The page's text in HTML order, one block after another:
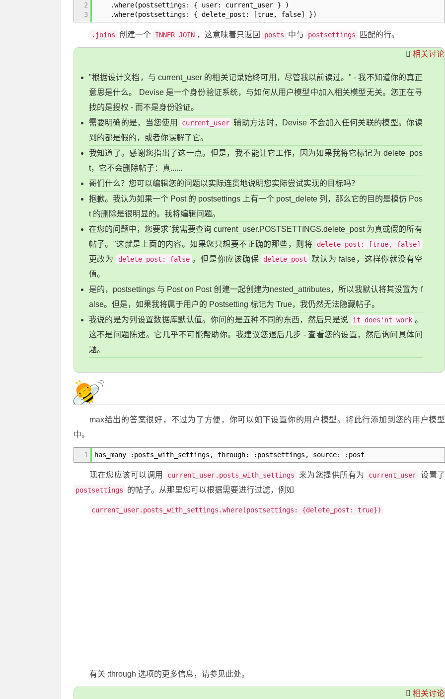
2
3
.where(postsettings: { user: current_user } )
.where(postsettings: { delete_post: [true, false] })
.joins 创建一个 INNER JOIN ，这意味着只返回 posts 中与 postsettings 匹配的行。
相关讨论
"根据设计文档，与 current_user 的相关记录始终可用，尽管我以前读过。" - 我不知道你的真正
意思是什么。 Devise 是一个身份验证系统，与如何从用户模型中加入相关模型无关。您正在寻
找的是授权 - 而不是身份验证。
需要明确的是，当您使用
current_user 辅助方法时，Devise 不会加入任何关联的模型。你读
到的都是假的，或者你误解了它。
我知道了。感谢您指出了这一点。但是，我不能让它工作，因为如果我将它标记为 delete_pos
t，它不会删除帖子：真......
哥们什么？您可以编辑您的问题以实际连贯地说明您实际尝试实现的目标吗？
抱歉。我认为如果一个 Post 的 postsettings 上有一个 post_delete 列，那么它的目的是模仿 Pos
t 的删除是很明显的。我将编辑问题。
在您的问题中，您要求"我需要查询 current_user.POSTSETTINGS.delete_post 为真或假的所有
帖子。"这就是上面的内容。如果您只想要不正确的那些，则将
delete_post: [true, false]
更改为 delete_post: false 。但是你应该确保 delete_post
默认为 false，这样你就没有空
值。
是的，postsettings 与 Post on Post 创建一起创建为nested_attributes，所以我默认将其设置为 f
alse。但是，如果我将属于用户的 Postsetting 标记为 True，我仍然无法隐藏帖子。
我说的是为列设置数据库默认值。你问的是五种不同的东西，然后只是说
it does'nt work 。
这不是问题陈述。它几乎不可能帮助你。我建议您退后几步 - 查看您的设置，然后询问具体问
题。
max给出的答案很好，不过为了方便，你可以如下设置你的用户模型。将此行添加到您的用户模型
中。
1 has_many :posts_with_settings, through: :postsettings, source: :post
现在您应该可以调用 current_user.posts_with_settings 来为您提供所有为 current_user 设置了
postsettings 的帖子。从那里您可以根据需要进行过滤，例如
current_user.posts_with_settings.where(postsettings: {delete_post: true})
有关 :through 选项的更多信息，请参见此处。
相关讨论